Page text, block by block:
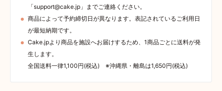
「support@cake.jp」までご連絡ください。
商品によって予約締切日が異なります。表記されているご利用日
が最短納期です。
Cake.jpより商品を施設へお届けするため、1商品ごとに送料が発
生します。
全国送料一律1,100円(税込) ※沖縄県・離島は1,650円(税込)